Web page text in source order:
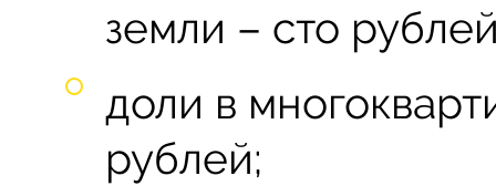
земли – сто
доли в
рублей;